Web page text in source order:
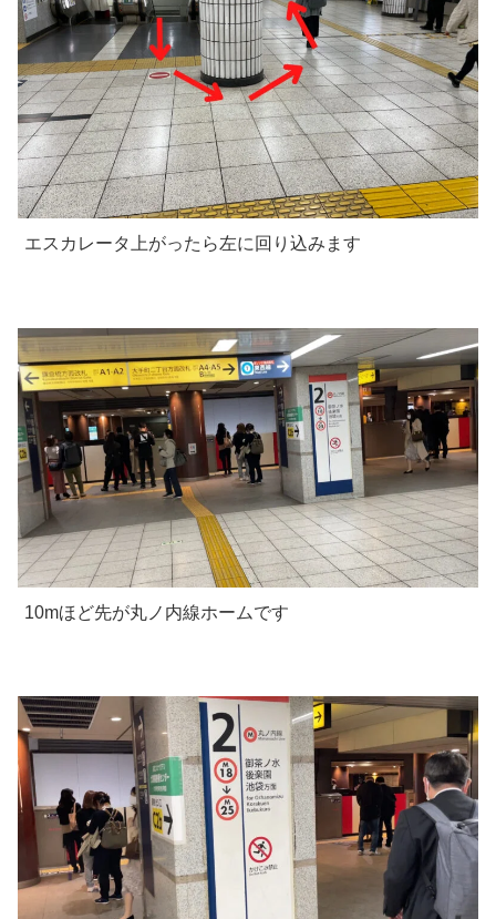
エスカレータ上がったら左に回り込みます
10mほど先が丸ノ内線ホームです